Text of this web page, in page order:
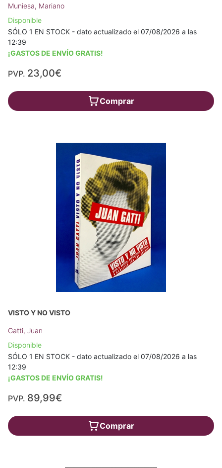
Muniesa, Mariano
Disponible
SÓLO 1 EN STOCK - dato actualizado el 07/08/2026 a las
12:39
¡GASTOS DE ENVÍO GRATIS!
PVP. 23,00€
Comprar
VISTO Y NO VISTO
Gatti, Juan
Disponible
SÓLO 1 EN STOCK - dato actualizado el 07/08/2026 a las
12:39
¡GASTOS DE ENVÍO GRATIS!
PVP. 89,99€
Comprar